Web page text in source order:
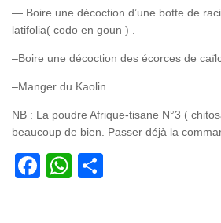
— Boire une décoction d’une botte de
latifolia( codo en goun ) .
–Boire une décoction des écorces de
–Manger du Kaolin.
NB : La poudre Afrique-tisane N°3 (
beaucoup de bien. Passer déjà la
Facebook
WhatsApp